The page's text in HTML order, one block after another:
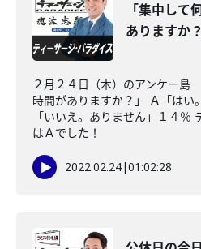
「集中して
ありますか？
２月２４日（木）のアンケー島
時間がありますか？」 Ａ「はい
「いいえ。ありません」１４％
はＡでした！
2022.02.24|01:02:28